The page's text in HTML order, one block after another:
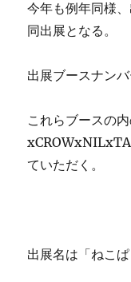
今年も例年同様
同出展となる。
出展ブースナン
これらブースの
ていただく。
出展名は「ねこぱ